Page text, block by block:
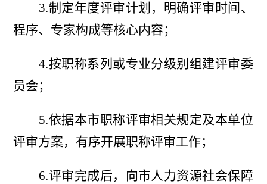
3.制定年度评审计划，明确评审时间、
程序、专家构成等核心内容；
4.按职称系列或专业分级别组建评审委
员会；
5.依据本市职称评审相关规定及本单位
评审方案，有序开展职称评审工作；
6.评审完成后，向市人力资源社会保障